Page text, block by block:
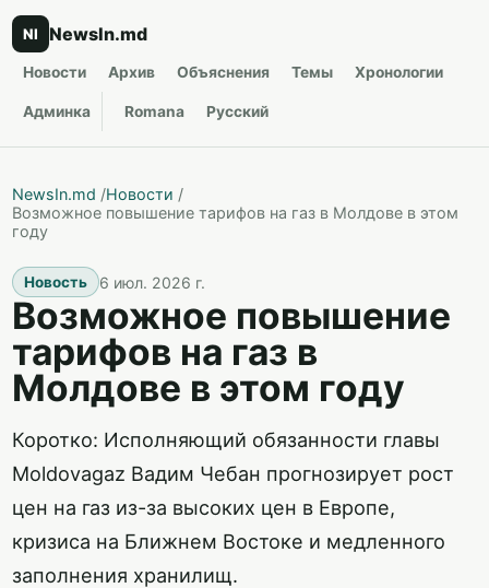
NI NewsIn.md
Новости Архив Объяснения Темы Хронологии
Админка Romana Русский
NewsIn.md /Новости /
Возможное повышение тарифов на газ в Молдове в этом
году
Новость 6 июл. 2026 г.
Возможное повышение
тарифов на газ в
Молдове в этом году
Коротко: Исполняющий обязанности главы
Moldovagaz Вадим Чебан прогнозирует рост
цен на газ из-за высоких цен в Европе,
кризиса на Ближнем Востоке и медленного
заполнения хранилищ.